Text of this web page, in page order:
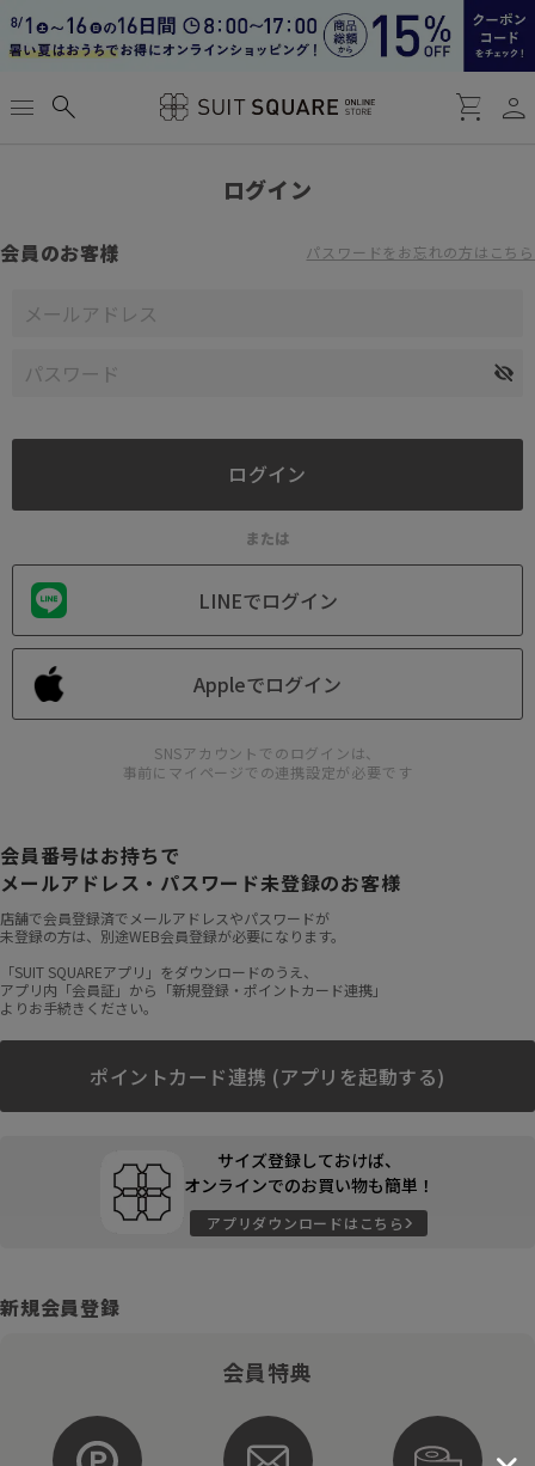
menu search shopping_cart person
ログイン
会員のお客様 パスワードをお忘れの方はこちら
または
LINEでログイン
Appleでログイン
SNSアカウントでのログインは、
事前にマイページでの連携設定が必要です
会員番号はお持ちで
メールアドレス・パスワード未登録のお客様
店舗で会員登録済でメールアドレスやパスワードが
未登録の方は、別途WEB会員登録が必要になります。
「SUIT SQUAREアプリ」をダウンロードのうえ、
アプリ内「会員証」から「新規登録・ポイントカード連携」
よりお手続きください。
ポイントカード連携 (アプリを起動する)
サイズ登録しておけば、
オンラインでのお買い物も簡単！
アプリダウンロードはこちら
新規会員登録
会員特典